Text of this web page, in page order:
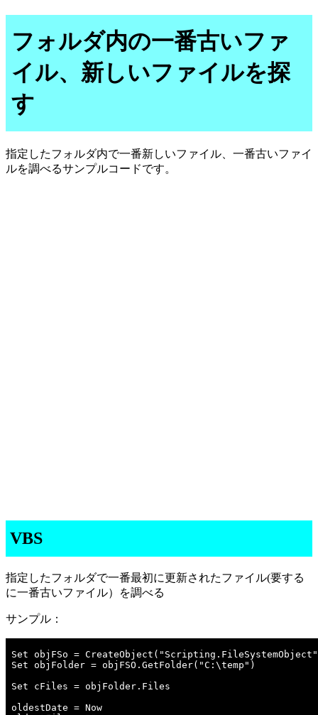
フォルダ内の一番古いファ
イル、新しいファイルを探
す
指定したフォルダ内で一番新しいファイル、一番古いファイ
ルを調べるサンプルコードです。
VBS
指定したフォルダで一番最初に更新されたファイル(要する
に一番古いファイル）を調べる
サンプル：
Set objFSo =
Set objFolder = objFSO.GetFolder("C:\temp")
Set cFiles = objFolder.Files
oldestDate = Now